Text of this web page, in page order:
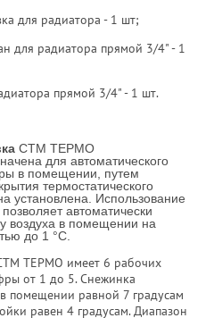
для радиатора - 1 шт;
для радиатора прямой 3/4" - 1
прямой 3/4" - 1 шт.
СТМ ТЕРМО
для автоматического
в помещении, путем
термостатического
установлена. Использование
автоматически
воздуха в помещении на
до 1 °С.
СТМ ТЕРМО имеет 6 рабочих
от 1 до 5. Снежинка
в помещении равной 7 градусам
равен 4 градусам. Диапазон